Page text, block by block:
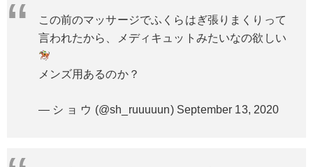
この前のマッサージでふくらはぎ張りまくりって
言われたから、メディキュットみたいなの欲しい
メンズ用あるのか？
— シ ョ ウ (@sh_ruuuuun) September 13, 2020